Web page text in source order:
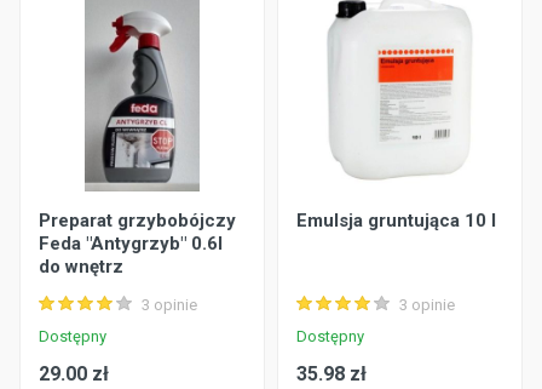
Preparat grzybobójczy
Feda "Antygrzyb" 0.6l
do wnętrz
3 opinie
Dostępny
29.00 zł
Emulsja gruntująca 10 l
3 opinie
Dostępny
35.98 zł